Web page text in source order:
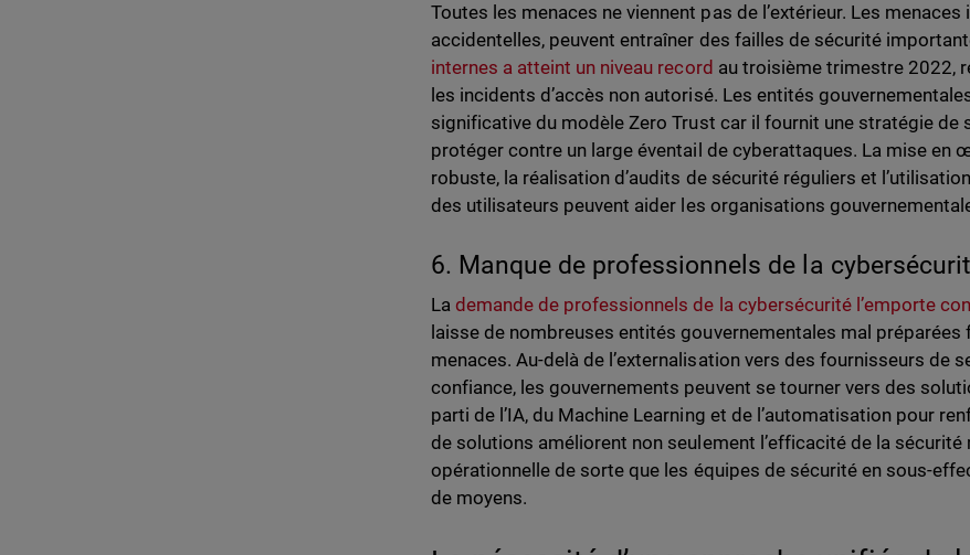
Toutes les menaces ne viennent pas de l’extérieur. Les
accidentelles, peuvent entraîner des failles de sécurité
internes a atteint un niveau record au troisième trimestre 2022,
les incidents d’accès non autorisé. Les entités
significative du modèle Zero Trust car il fournit une stratégie de
protéger contre un large éventail de cyberattaques. La mise en
robuste, la réalisation d’audits de sécurité réguliers et
des utilisateurs peuvent aider les organisations
6. Manque de professionnels de la
Lademande de professionnels de la cybersécurité l’emporte
laisse de nombreuses entités gouvernementales mal préparées
menaces. Au-delà de l’externalisation vers des fournisseurs de
confiance, les gouvernements peuvent se tourner vers des
parti de l’IA, du Machine Learning et de l’automatisation pour
de solutions améliorent non seulement l’efficacité de la sécurité
opérationnelle de sorte que les équipes de sécurité en sous-
de moyens.